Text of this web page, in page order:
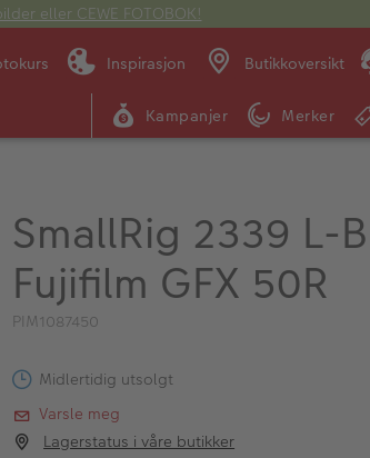
eller CEWE FOTOBOK!
Inspirasjon Butikkoversikt
Kampanjer Merker
SmallRig 2339 L-
Fujifilm GFX 50R
PIM1087450
Midlertidig utsolgt
Varsle meg
Lagerstatus i våre butikker